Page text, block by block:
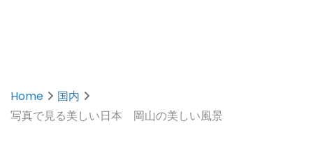
Home
国内
写真で見る美しい日本 岡山の美しい風景